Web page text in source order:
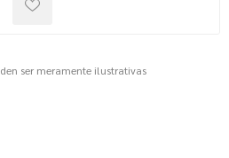
ser meramente ilustrativas